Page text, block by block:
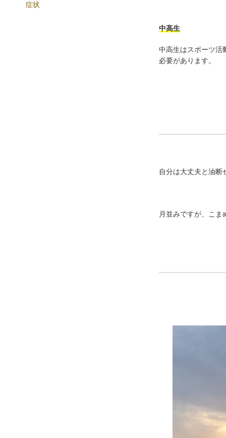
症状
中高生
中高生はスポーツ活
必要があります。
自分は大丈夫と油断
月並みですが、こ